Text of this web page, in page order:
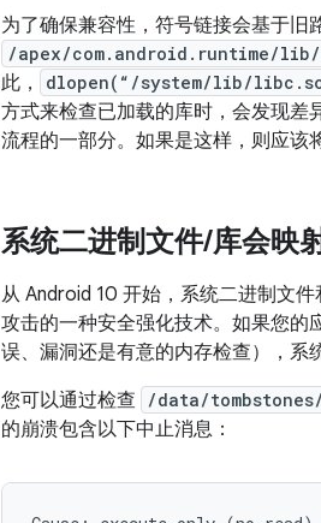
为了确保兼容性，符号链接会基于旧
/apex/com.android.runtime/
此，
dlopen(“/system/lib/
方式来检查已加载的库时，会发现差
流程的一部分。如果是这样，则应该
系统二进制文件/库会映
从 Android 10 开始，系统二进制文
攻击的一种安全强化技术。如果您的
误、漏洞还是有意的内存检查），系
您可以通过检查
/data/tombstones/
的崩溃包含以下中止消息：